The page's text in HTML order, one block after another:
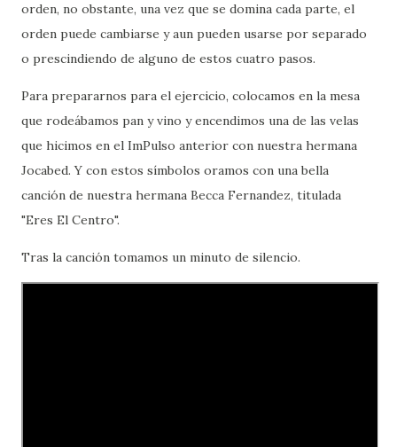
orden, no obstante, una vez que se domina cada parte, el
orden puede cambiarse y aun pueden usarse por separado
o prescindiendo de alguno de estos cuatro pasos.
Para prepararnos para el ejercicio, colocamos en la mesa
que rodeábamos pan y vino y encendimos una de las velas
que hicimos en el ImPulso anterior con nuestra hermana
Jocabed. Y con estos símbolos oramos con una bella
canción de nuestra hermana Becca Fernandez, titulada
"Eres El Centro".
Tras la canción tomamos un minuto de silencio.